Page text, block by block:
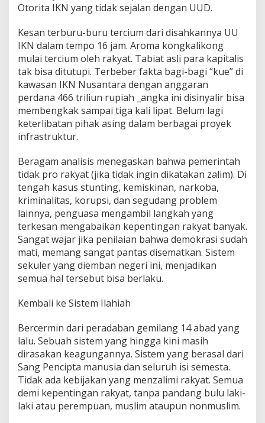
Otorita IKN yang tidak sejalan dengan UUD.
Kesan terburu-buru tercium dari disahkannya UU
IKN dalam tempo 16 jam. Aroma kongkalikong
mulai tercium oleh rakyat. Tabiat asli para kapitalis
tak bisa ditutupi. Terbeber fakta bagi-bagi “kue” di
kawasan IKN Nusantara dengan anggaran
perdana 466 triliun rupiah _angka ini disinyalir bisa
membengkak sampai tiga kali lipat. Belum lagi
keterlibatan pihak asing dalam berbagai proyek
infrastruktur.
Beragam analisis menegaskan bahwa pemerintah
tidak pro rakyat (jika tidak ingin dikatakan zalim). Di
tengah kasus stunting, kemiskinan, narkoba,
kriminalitas, korupsi, dan segudang problem
lainnya, penguasa mengambil langkah yang
terkesan mengabaikan kepentingan rakyat banyak.
Sangat wajar jika penilaian bahwa demokrasi sudah
mati, memang sangat pantas disematkan. Sistem
sekuler yang diemban negeri ini, menjadikan
semua hal tersebut bisa berlaku.
Kembali ke Sistem Ilahiah
Bercermin dari peradaban gemilang 14 abad yang
lalu. Sebuah sistem yang hingga kini masih
dirasakan keagungannya. Sistem yang berasal dari
Sang Pencipta manusia dan seluruh isi semesta.
Tidak ada kebijakan yang menzalimi rakyat. Semua
demi kepentingan rakyat, tanpa pandang bulu laki-
laki atau perempuan, muslim ataupun nonmuslim.